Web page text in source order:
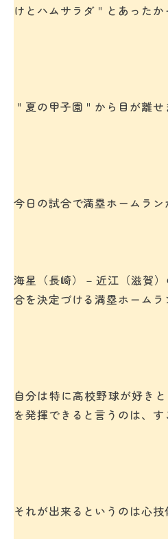
けとハムサラダ＂とあったか
＂夏の甲子園＂から目が離せ
今日の試合で満塁ホームラン
海星（長崎）－近江（滋賀
合を決定づける満塁ホームラ
自分は特に高校野球が好き
を発揮できると言うのは、
それが出来るというのは心